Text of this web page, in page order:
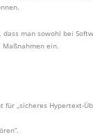
man sowohl bei
ein.
„sicheres Hypertext-